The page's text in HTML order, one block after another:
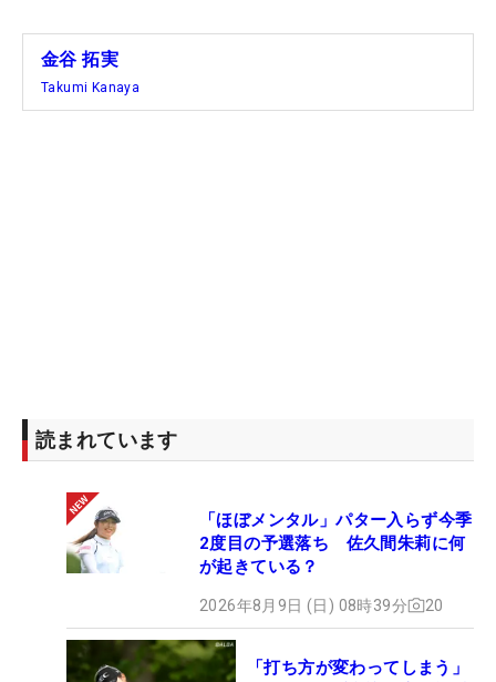
金谷 拓実
Takumi Kanaya
読まれています
「ほぼメンタル」パター入らず今季
2度目の予選落ち 佐久間朱莉に何
が起きている？
2026年8月9日 (日) 08時39分 20
「打ち方が変わってしまう」